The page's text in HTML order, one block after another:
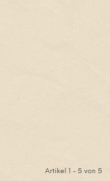
Artikel 1 - 5 von 5